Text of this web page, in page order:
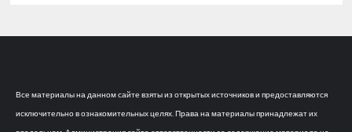
Все материалы на данном сайте взяты из открытых источников и предоставляются
исключительно в ознакомительных целях. Права на материалы принадлежат их